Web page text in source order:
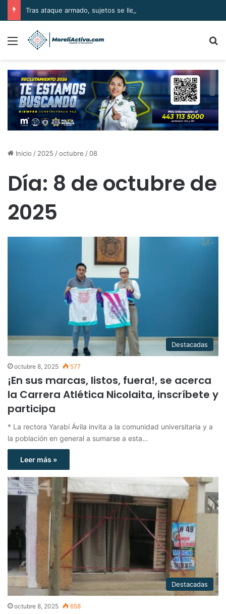
Menú
Inicio / 2025 /octubre /08
Día: 8 de octubre de
2025
Destacadas
octubre 8, 2025 577
¡En sus marcas, listos, fuera!, se acerca
la Carrera Atlética Nicolaita, inscríbete y
participa
* La rectora Yarabí Ávila invita a la comunidad universitaria y a
la población en general a sumarse a esta…
Leer más »
Destacadas
octubre 8, 2025 658